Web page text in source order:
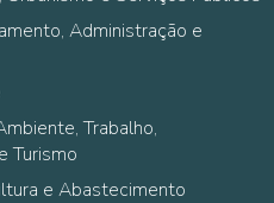
Administração e
Trabalho,
Turismo
e Abastecimento